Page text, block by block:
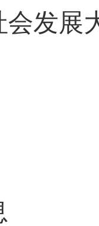
会发展